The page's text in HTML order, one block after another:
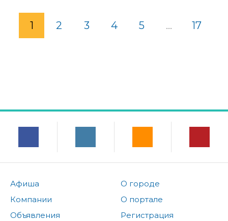
1 2 3 4 5 ... 17
Афиша
Компании
Объявления
О городе
О портале
Регистрация